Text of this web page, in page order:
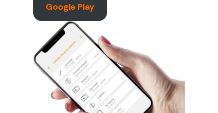
Google Play